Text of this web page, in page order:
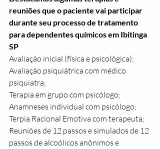
reuniões que o paciente vai participar
durante seu processo de tratamento
para dependentes químicos em Ibitinga
SP
Avaliação inicial (física e psicológica);
Avaliação psiquiátrica com médico
psiquiatra;
Terapia em grupo com psicólogo;
Anamneses individual com psicólogo;
Terpia Racional Emotiva com terapeuta;
Reuniões de 12 passos e simulados de 12
passos de alcoólicos anônimos e